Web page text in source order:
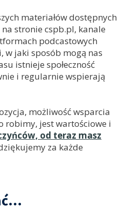
materiałów dostępnych
stronie cspb.pl, kanale
podcastowych
w jaki sposób mogą nas
istnieje społeczność
i regularnie wspierają
możliwość wsparcia
robimy, jest wartościowe i
od teraz masz
za każde